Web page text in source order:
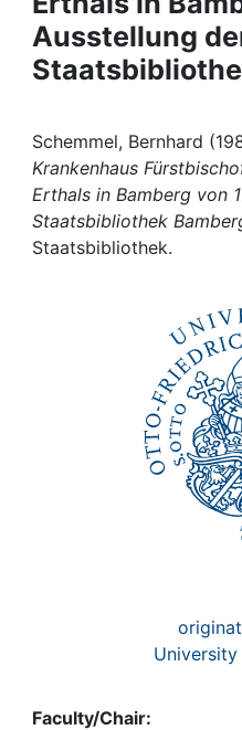
Institutions
My FIS
Help
Ausstellung
Schemmel, Bernhard
Krankenhaus
Erthals in Bamberg von
Staatsbibliothek
Staatsbibliothek.
Faculty/Chair: